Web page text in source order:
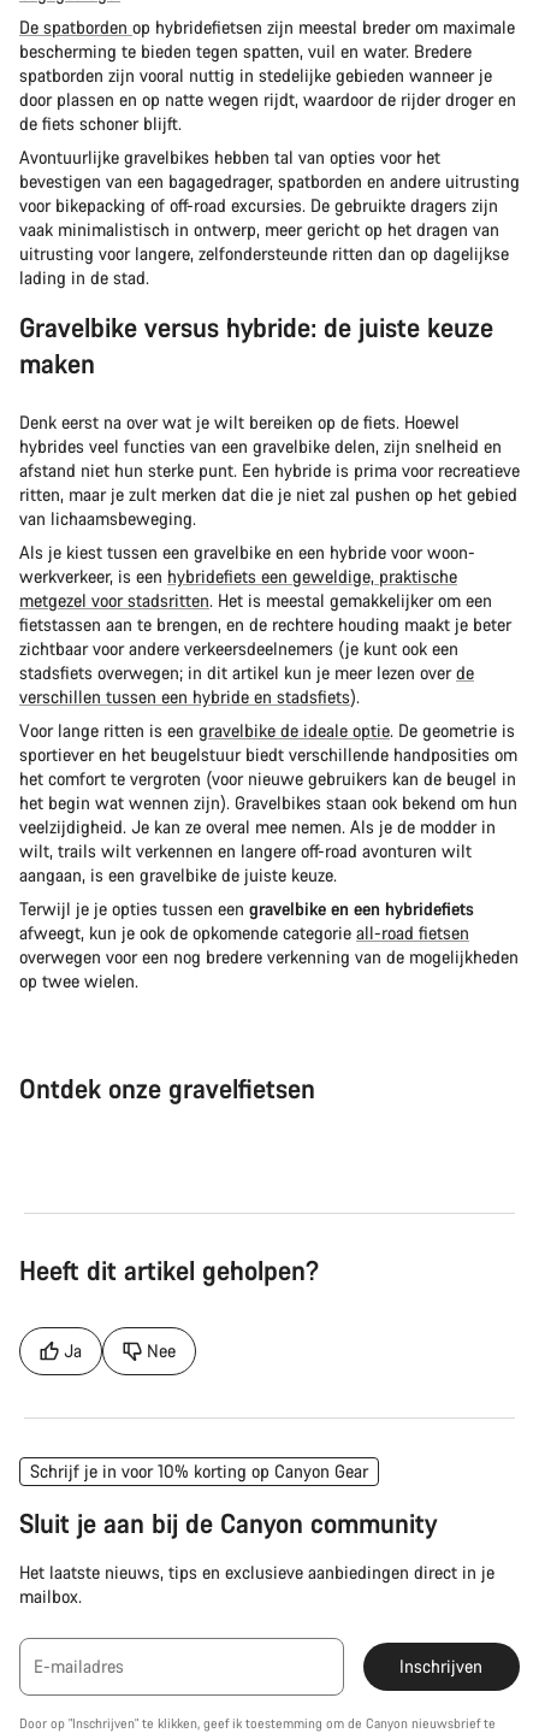
De spatborden op hybridefietsen zijn meestal breder om maximale
bescherming te bieden tegen spatten, vuil en water. Bredere
spatborden zijn vooral nuttig in stedelijke gebieden wanneer je
door plassen en op natte wegen rijdt, waardoor de rijder droger en
de fiets schoner blijft.
Avontuurlijke gravelbikes hebben tal van opties voor het
bevestigen van een bagagedrager, spatborden en andere uitrusting
voor bikepacking of off-road excursies. De gebruikte dragers zijn
vaak minimalistisch in ontwerp, meer gericht op het dragen van
uitrusting voor langere, zelfondersteunde ritten dan op dagelijkse
lading in de stad.
Gravelbike versus hybride: de juiste keuze
maken
Denk eerst na over wat je wilt bereiken op de fiets. Hoewel
hybrides veel functies van een gravelbike delen, zijn snelheid en
afstand niet hun sterke punt. Een hybride is prima voor recreatieve
ritten, maar je zult merken dat die je niet zal pushen op het gebied
van lichaamsbeweging.
Als je kiest tussen een gravelbike en een hybride voor woon-
werkverkeer, is een hybridefiets een geweldige, praktische
metgezel voor stadsritten. Het is meestal gemakkelijker om een
fietstassen aan te brengen, en de rechtere houding maakt je beter
zichtbaar voor andere verkeersdeelnemers (je kunt ook een
stadsfiets overwegen; in dit artikel kun je meer lezen overde
verschillen tussen een hybride en stadsfiets).
Voor lange ritten is een gravelbike de ideale optie. De geometrie is
sportiever en het beugelstuur biedt verschillende handposities om
het comfort te vergroten (voor nieuwe gebruikers kan de beugel in
het begin wat wennen zijn). Gravelbikes staan ook bekend om hun
veelzijdigheid. Je kan ze overal mee nemen. Als je de modder in
wilt, trails wilt verkennen en langere off-road avonturen wilt
aangaan, is een gravelbike de juiste keuze.
Terwijl je je opties tussen een gravelbike en een hybridefiets
afweegt, kun je ook de opkomende categorie all-road fietsen
overwegen voor een nog bredere verkenning van de mogelijkheden
op twee wielen.
Ontdek onze gravelfietsen
Gravelfiets
Heeft dit artikel geholpen?
Ja Nee
Schrijf je in voor 10% korting op Canyon Gear
Sluit je aan bij de Canyon community
Het laatste nieuws, tips en exclusieve aanbiedingen direct in je
mailbox.
E-mailadres Inschrijven
Door op "Inschrijven" te klikken, geef ik toestemming om de Canyon nieuwsbrief te